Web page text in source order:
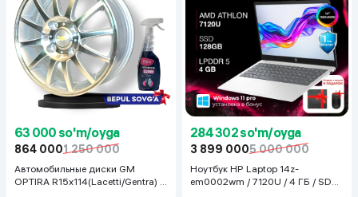
63 000 so'm/oyga
864 0001 250 000
Автомобильные диски GM
OPTIRA R15x114(Lacetti/Gentra) 1
284 302 so'm/oyga
3 899 0005 000 000
Ноутбук HP Laptop 14z-
em0002wm / 7120U / 4 ГБ / SDD